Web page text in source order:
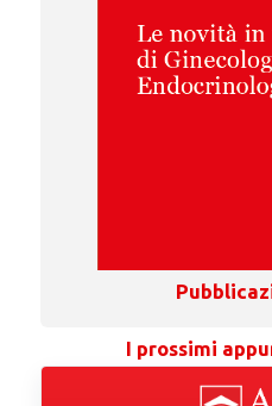
I prossimi